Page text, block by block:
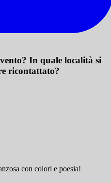
In quale località si
ricontattato?
con colori e poesia!